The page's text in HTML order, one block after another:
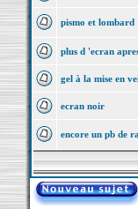
pismo et lombard
plus d 'ecran
gel à la mise en
ecran noir
encore un pb de